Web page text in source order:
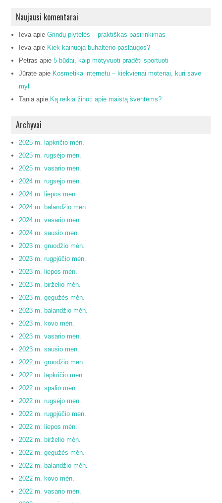
Naujausi komentarai
IevaapieGrindų plytelės – praktiškas pasirinkimas
Ievaapie Kiek kainuoja buhalterio paslaugos?
Petras apie5 būdai, kaip motyvuoti pradėti sportuoti
Jūratė apie Kosmetika internetu – kiekvienai moteriai, kuri save
myli
Taniaapie Ką reikia žinoti apie maistą šventėms?
Archyvai
2025 m. lapkričio mėn.
2025 m. rugsėjo mėn.
2025 m. vasario mėn.
2024 m. rugsėjo mėn.
2024 m. liepos mėn.
2024 m. balandžio mėn.
2024 m. vasario mėn.
2024 m. sausio mėn.
2023 m. gruodžio mėn.
2023 m. rugpjūčio mėn.
2023 m. liepos mėn.
2023 m. birželio mėn.
2023 m. gegužės mėn.
2023 m. balandžio mėn.
2023 m. kovo mėn.
2023 m. vasario mėn.
2023 m. sausio mėn.
2022 m. gruodžio mėn.
2022 m. lapkričio mėn.
2022 m. spalio mėn.
2022 m. rugsėjo mėn.
2022 m. rugpjūčio mėn.
2022 m. liepos mėn.
2022 m. birželio mėn.
2022 m. gegužės mėn.
2022 m. balandžio mėn.
2022 m. kovo mėn.
2022 m. vasario mėn.